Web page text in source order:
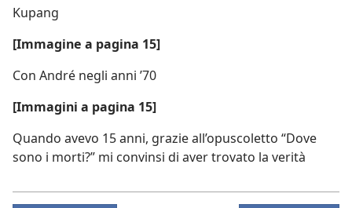
Kupang
[Immagine a pagina 15]
Con André negli anni ’70
[Immagini a pagina 15]
Quando avevo 15 anni, grazie all’opuscoletto “Dove
sono i morti?” mi convinsi di aver trovato la verità